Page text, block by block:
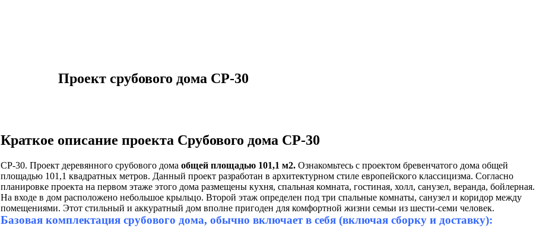
Проект срубового дома СР-30
Краткое описание проекта Срубового дома СР-30
СР-30. Проект деревянного срубового дома общей площадью 101,1 м2. Ознакомьтесь с проектом бревенчатого дома общей
площадью 101,1 квадратных метров. Данный проект разработан в архитектурном стиле европейского классицизма. Согласно
планировке проекта на первом этаже этого дома размещены кухня, спальная комната, гостиная, холл, санузел, веранда, бойлерная.
На входе в дом расположено небольшое крыльцо. Второй этаж определен под три спальные комнаты, санузел и коридор между
помещениями. Этот стильный и аккуратный дом вполне пригоден для комфортной жизни семьи из шести-семи человек.
Базовая комплектация срубового дома, обычно включает в себя (включая сборку и доставку):